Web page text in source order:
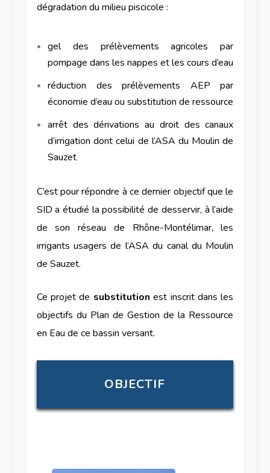
dégradation du milieu piscicole :
gel des prélèvements agricoles par
pompage dans les nappes et les cours d’eau
réduction des prélèvements AEP par
économie d’eau ou substitution de ressource
arrêt des dérivations au droit des canaux
d’irrigation dont celui de l’ASA du Moulin de
Sauzet
C’est pour répondre à ce dernier objectif que le
SID a étudié la possibilité de desservir, à l’aide
de son réseau de Rhône-Montélimar, les
irrigants usagers de l’ASA du canal du Moulin
de Sauzet.
Ce projet de substitution est inscrit dans les
objectifs du Plan de Gestion de la Ressource
en Eau de ce bassin versant.
OBJECTIF